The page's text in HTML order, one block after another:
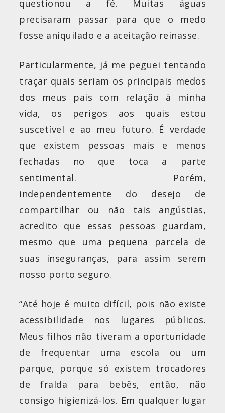
questionou a fé. Muitas águas
precisaram passar para que o medo
fosse aniquilado e a aceitação reinasse.
Particularmente, já me peguei tentando
traçar quais seriam os principais medos
dos meus pais com relação à minha
vida, os perigos aos quais estou
suscetível e ao meu futuro. É verdade
que existem pessoas mais e menos
fechadas no que toca a parte
sentimental. Porém,
independentemente do desejo de
compartilhar ou não tais angústias,
acredito que essas pessoas guardam,
mesmo que uma pequena parcela de
suas inseguranças, para assim serem
nosso porto seguro.
“Até hoje é muito difícil, pois não existe
acessibilidade nos lugares públicos.
Meus filhos não tiveram a oportunidade
de frequentar uma escola ou um
parque, porque só existem trocadores
de fralda para bebês, então, não
consigo higienizá-los. Em qualquer lugar